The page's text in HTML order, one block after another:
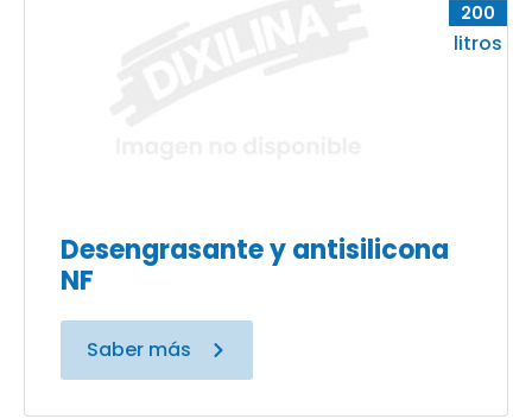
200
litros
Desengrasante y antisilicona
NF
Saber más